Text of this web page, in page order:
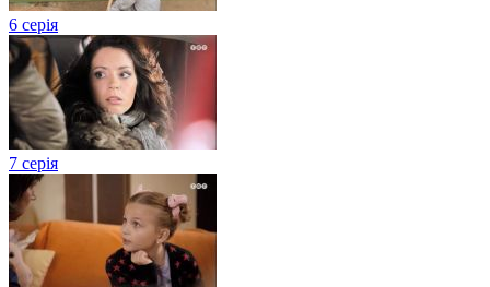
6 серія
7 серія